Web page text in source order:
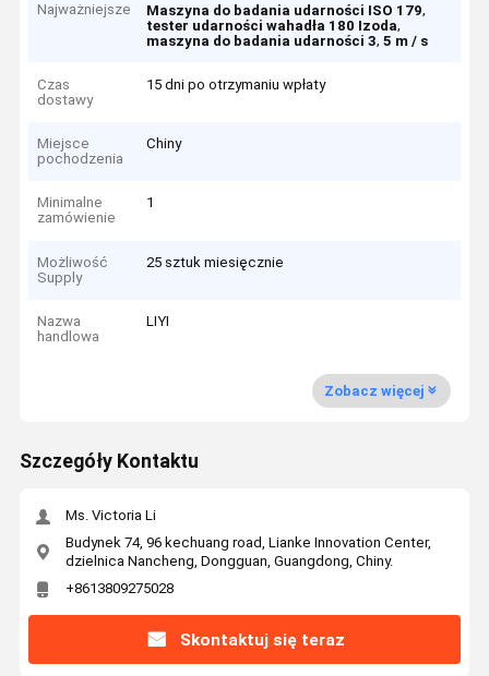
Najważniejsze Maszyna do badania udarności ISO 179,
tester udarności wahadła 180 Izoda,
maszyna do badania udarności 3,5 m / s
Czas
dostawy
15 dni po otrzymaniu wpłaty
Miejsce
pochodzenia
Chiny
Minimalne
zamówienie
1
Możliwość
Supply
25 sztuk miesięcznie
Nazwa
handlowa
LIYI
Zobacz więcej
Szczegóły Kontaktu
Ms. Victoria Li
Budynek 74, 96 kechuang road, Lianke Innovation Center,
dzielnica Nancheng, Dongguan, Guangdong, Chiny.
+8613809275028
Skontaktuj się teraz